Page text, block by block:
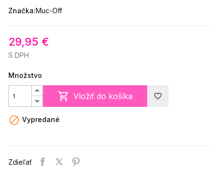
Značka:Muc-Off
29,95 €
S DPH
Množstvo
 Vložiť do košíka favorite_border
 Vypredané
Zdieľať